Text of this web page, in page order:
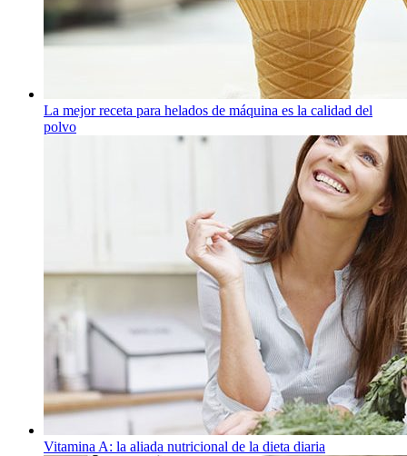
La mejor receta para helados de máquina es la calidad del
polvo
Vitamina A: la aliada nutricional de la dieta diaria